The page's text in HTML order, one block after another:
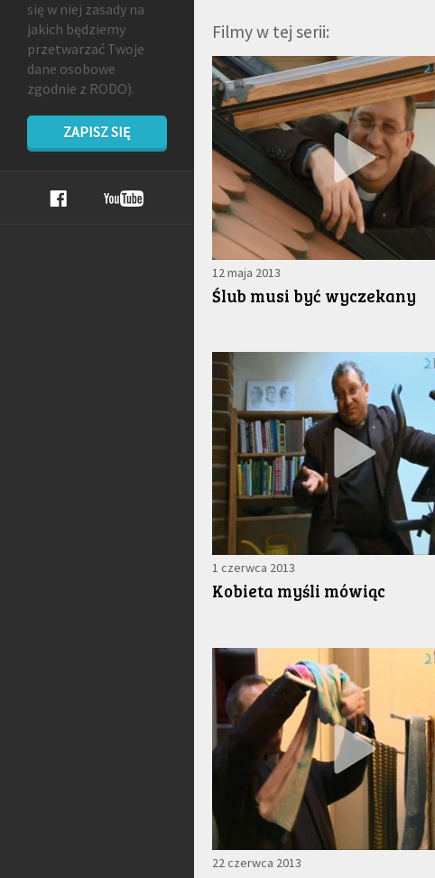
Filmy w tej serii:
12 maja 2013
Ślub musi być wyczekany
1 czerwca 2013
Kobieta myśli mówiąc
22 czerwca 2013
się w niej zasady na
jakich będziemy
przetwarzać Twoje
dane osobowe
zgodnie z RODO).
ZAPISZ SIĘ